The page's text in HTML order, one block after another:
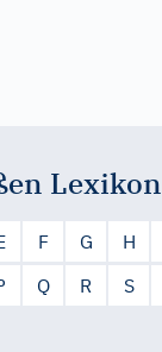
Lexikon
F G H
Q R S